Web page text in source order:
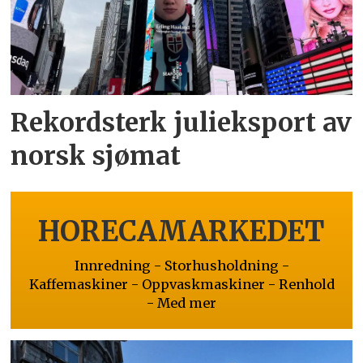
Rekordsterk julieksport av
norsk sjømat
HORECAMARKEDET
Innredning - Storhusholdning -
Kaffemaskiner - Oppvaskmaskiner - Renhold
- Med mer